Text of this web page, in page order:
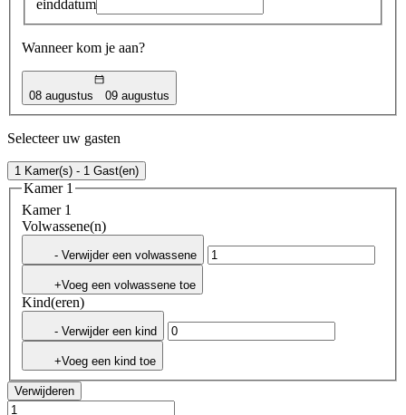
einddatum
Wanneer kom je aan?
08 augustus 09 augustus
Selecteer uw gasten
1 Kamer(s) - 1 Gast(en)
Kamer 1
Kamer 1
Volwassene(n)
- Verwijder een volwassene
+Voeg een volwassene toe
Kind(eren)
- Verwijder een kind
+Voeg een kind toe
Verwijderen